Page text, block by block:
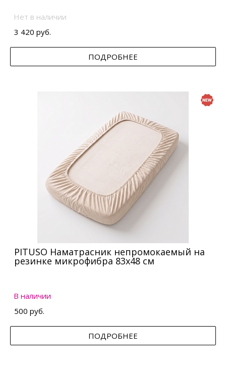
Нет в наличии
3 420 руб.
ПОДРОБНЕЕ
PITUSO Наматрасник непромокаемый на
резинке микрофибра 83х48 см
В наличии
500 руб.
ПОДРОБНЕЕ